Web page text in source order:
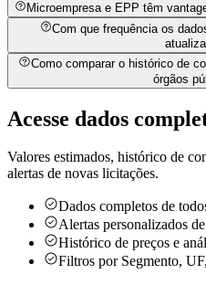
Microempresa e EPP têm
Com que frequência os
Como comparar o histórico de
órgãos
Acesse dados
Valores estimados, histórico de
alertas de novas licitações.
Dados completos de
Alertas personalizados
Histórico de preços e
Filtros por Segmento,